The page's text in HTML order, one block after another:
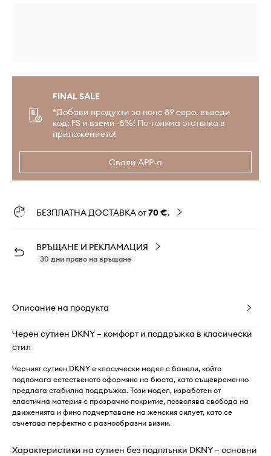
FINAL SALE
*Добави продукти за поне 89 евро, въведи
код: FS и вземи -5%! По-голяма отстъпка в
приложението!
Свали APP-а
БЕЗПЛАТНА ДОСТАВКА от70 €.
ВРЪЩАНЕ И РЕКЛАМАЦИЯ
30 дни право на връщане
Описание на продукта
Черен сутиен DKNY – комфорт и поддръжка в класически
стил
Черният сутиен DKNY е класически модел с банели, който
подпомага естественото оформяне на бюста, като същевременно
предлага стабилна поддръжка. Този модел, изработен от
еластична материя с прозрачно покритие, позволява свобода на
движенията и фино подчертаване на женския силует, като се
съчетава перфектно с разнообразни визии.
Характеристики на сутиен без подплънки DKNY – основни